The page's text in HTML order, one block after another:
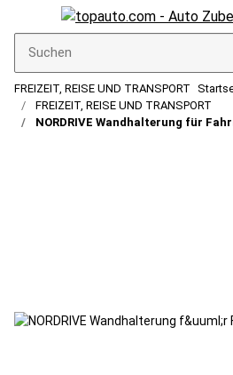
FREIZEIT, REISE UND TRANSPORT
FREIZEIT, REISE UND TRANSPORT
NORDRIVE Wandhalterung für